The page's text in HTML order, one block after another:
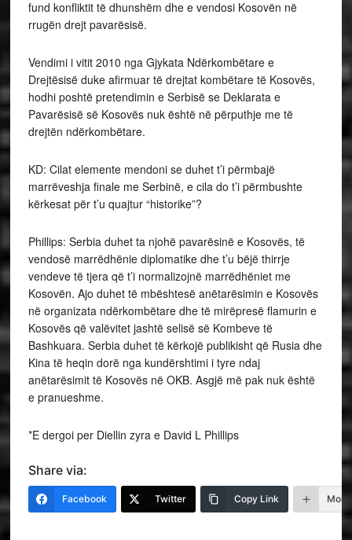
fund konfliktit të dhunshëm dhe e vendosi Kosovën në
rrugën drejt pavarësisë.
Vendimi i vitit 2010 nga Gjykata Ndërkombëtare e
Drejtësisë duke afirmuar të drejtat kombëtare të Kosovës,
hodhi poshtë pretendimin e Serbisë se Deklarata e
Pavarësisë së Kosovës nuk është në përputhje me të
drejtën ndërkombëtare.
KD: Cilat elemente mendoni se duhet t’i përmbajë
marrëveshja finale me Serbinë, e cila do t’i përmbushte
kërkesat për t’u quajtur “historike”?
Phillips: Serbia duhet ta njohë pavarësinë e Kosovës, të
vendosë marrëdhënie diplomatike dhe t’u bëjë thirrje
vendeve të tjera që t’i normalizojnë marrëdhëniet me
Kosovën. Ajo duhet të mbështesë anëtarësimin e Kosovës
në organizata ndërkombëtare dhe të mirëpresë flamurin e
Kosovës që valëvitet jashtë selisë së Kombeve të
Bashkuara. Serbia duhet të kërkojë publikisht që Rusia dhe
Kina të heqin dorë nga kundërshtimi i tyre ndaj
anëtarësimit të Kosovës në OKB. Asgjë më pak nuk është
e pranueshme.
*E dergoi per Diellin zyra e David L Phillips
Share via:
Facebook Twitter Copy Link More